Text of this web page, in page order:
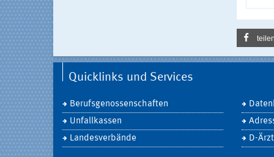
Quicklinks und Services
Berufsgenossenschaften
Unfallkassen
Landesverbände
D-